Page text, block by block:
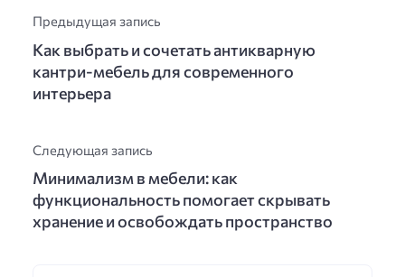
Предыдущая запись
Как выбрать и сочетать антикварную
кантри-мебель для современного
интерьера
Следующая запись
Минимализм в мебели: как
функциональность помогает скрывать
хранение и освобождать пространство